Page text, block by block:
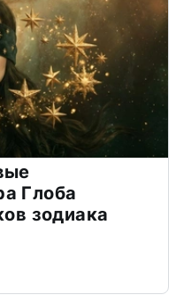
Глоба
зодиака